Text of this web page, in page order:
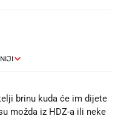
brinu kuda će im dijete
možda iz HDZ-a ili neke